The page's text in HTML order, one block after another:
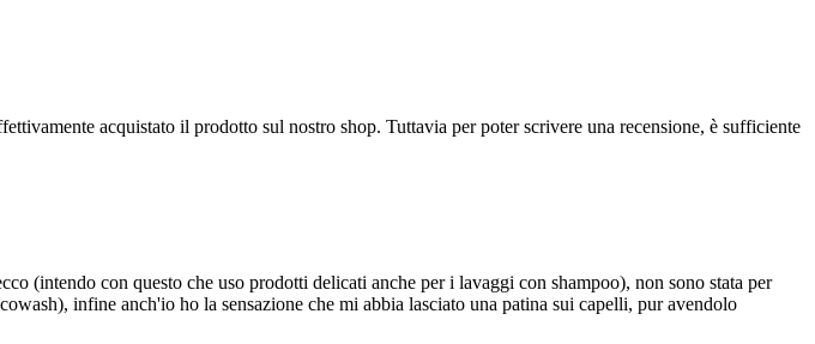
acquistato il prodotto sul nostro shop. Tuttavia per poter scrivere una recensione, è sufficiente
(intendo con questo che uso prodotti delicati anche per i lavaggi con shampoo), non sono stata per
infine anch'io ho la sensazione che mi abbia lasciato una patina sui capelli, pur avendolo